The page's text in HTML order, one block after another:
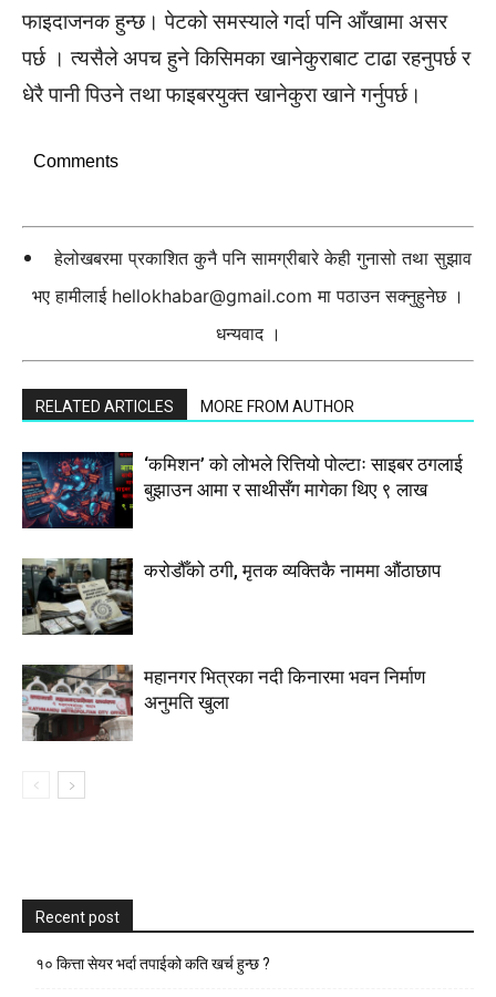
फाइदाजनक हुन्छ। पेटको समस्याले गर्दा पनि आँखामा असर
पर्छ । त्यसैले अपच हुने किसिमका खानेकुराबाट टाढा रहनुपर्छ र
धेरै पानी पिउने तथा फाइबरयुक्त खानेकुरा खाने गर्नुपर्छ।
Comments
हेलोखबरमा प्रकाशित कुनै पनि सामग्रीबारे केही गुनासो तथा सुझाव
भए हामीलाई hellokhabar@gmail.com मा पठाउन सक्नुहुनेछ ।
धन्यवाद ।
RELATED ARTICLES MORE FROM AUTHOR
‘कमिशन’ को लोभले रित्तियो पोल्टाः साइबर ठगलाई
बुझाउन आमा र साथीसँग मागेका थिए ९ लाख
करोडौँको ठगी, मृतक व्यक्तिकै नाममा औंठाछाप
महानगर भित्रका नदी किनारमा भवन निर्माण
अनुमति खुला
Recent post
१० कित्ता सेयर भर्दा तपाईको कति खर्च हुन्छ ?